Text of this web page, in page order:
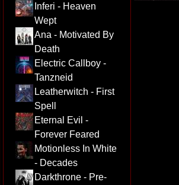
Inferi - Heaven
Wept
Ana - Motivated By
Death
Electric Callboy -
Tanzneid
Leatherwitch - First
Spell
Eternal Evil -
Forever Feared
Motionless In White
- Decades
Darkthrone - Pre-